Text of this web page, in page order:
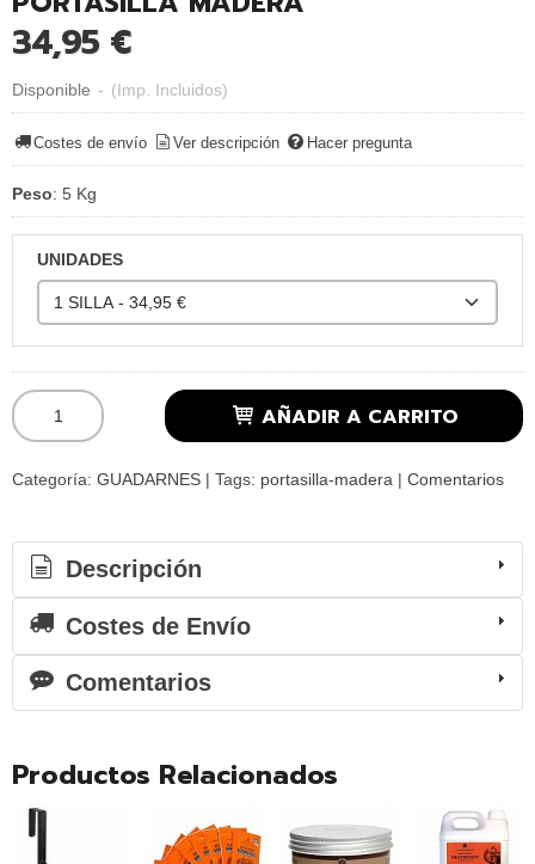
34,95 €
Disponible - (Imp. Incluidos)
Costes de envío Ver descripción Hacer pregunta
Peso: 5 Kg
UNIDADES
AÑADIR A CARRITO
Categoría: GUADARNES | Tags: portasilla-madera | Comentarios
Descripción
Costes de Envío
Comentarios
Productos Relacionados